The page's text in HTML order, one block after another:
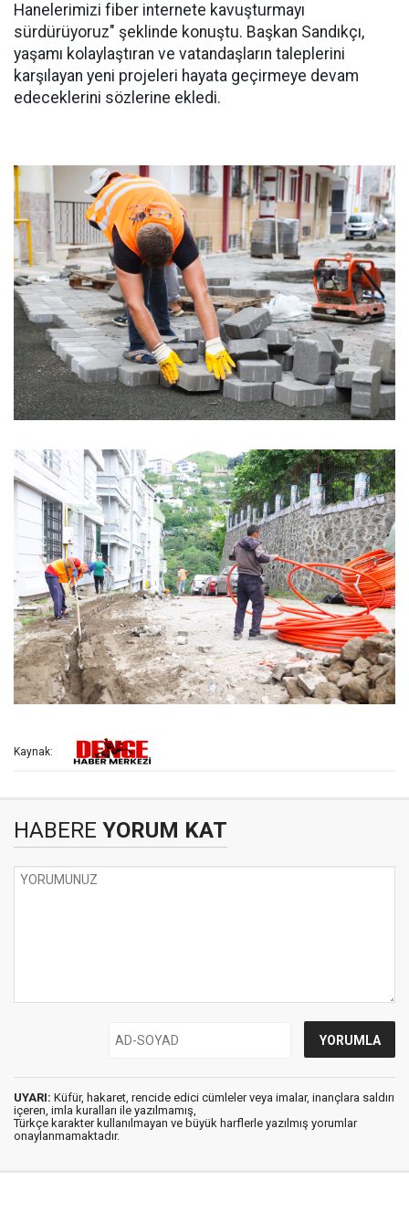
Hanelerimizi fiber internete kavuşturmayı
sürdürüyoruz" şeklinde konuştu. Başkan Sandıkçı,
yaşamı kolaylaştıran ve vatandaşların taleplerini
karşılayan yeni projeleri hayata geçirmeye devam
edeceklerini sözlerine ekledi.
Kaynak:
HABERE YORUM KAT
UYARI: Küfür, hakaret, rencide edici cümleler veya imalar, inançlara saldırı
içeren, imla kuralları ile yazılmamış,
Türkçe karakter kullanılmayan ve büyük harflerle yazılmış yorumlar
onaylanmamaktadır.